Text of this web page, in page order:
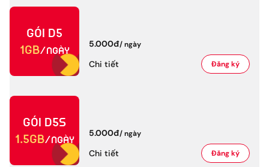
Gói D5
1GB/ngày
5.000đ/ngày
Chi tiết Đăng ký
Gói D5S
1.5GB/ngày
5.000đ/ngày
Chi tiết Đăng ký